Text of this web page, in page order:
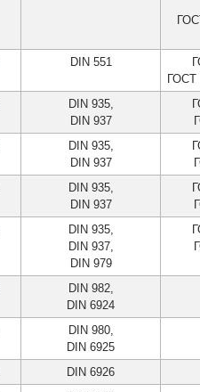
DIN 551
ГОСТ
DIN 935,
DIN 937
DIN 935,
DIN 937
DIN 935,
DIN 937
DIN 935,
DIN 937,
DIN 979
DIN 982,
DIN 6924
DIN 980,
DIN 6925
DIN 6926